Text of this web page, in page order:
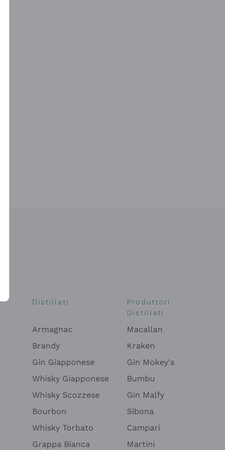
Distillati
Armagnac
Brandy
Gin Giapponese
Whisky Giapponese
Whisky Scozzese
Bourbon
Whisky Torbato
Grappa Bianca
Produttori
Distillati
Macallan
Kraken
Gin Mokey's
Bumbu
Gin Malfy
Sibona
Campari
Martini